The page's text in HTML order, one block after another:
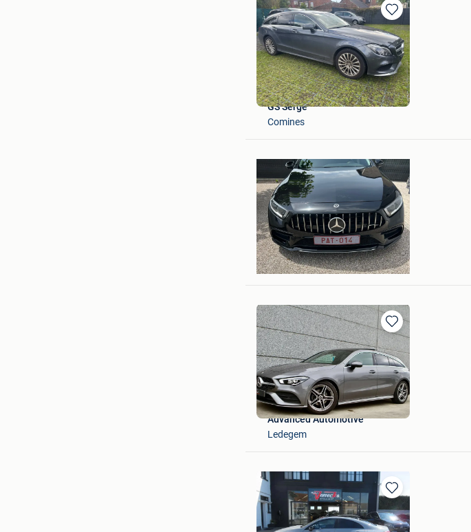
Bewaren
in
Mijn
Favorieten
GS Serge
Comines
Mijn
Favorieten
Pat
Mere
Bewaren
in
Mijn
Favorieten
Advanced Automotive
Ledegem
Bewaren
in
Mijn